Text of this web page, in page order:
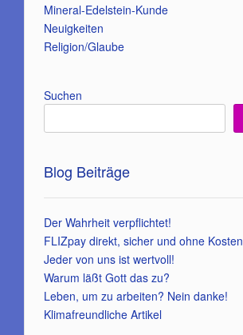
Mineral-Edelstein-Kunde
Neuigkeiten
Religion/Glaube
Suchen
Blog Beiträge
Der Wahrheit verpflichtet!
FLIZpay direkt, sicher und ohne Kosten
Jeder von uns ist wertvoll!
Warum läßt Gott das zu?
Leben, um zu arbeiten? Nein danke!
Klimafreundliche Artikel